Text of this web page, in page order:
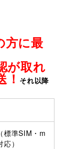
方に最
が取れ
それ以降
標準SIM・m
）